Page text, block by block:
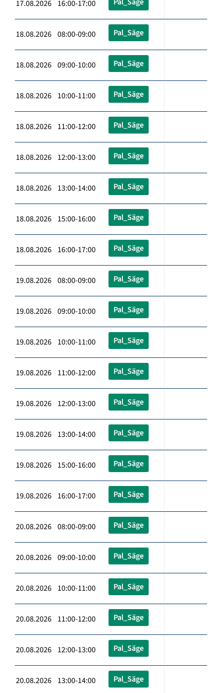
17.08.2026 16:00-17:00
18.08.2026 08:00-09:00 Pal_Säge
18.08.2026 09:00-10:00 Pal_Säge
18.08.2026 10:00-11:00 Pal_Säge
18.08.2026 11:00-12:00 Pal_Säge
18.08.2026 12:00-13:00 Pal_Säge
18.08.2026 13:00-14:00 Pal_Säge
18.08.2026 15:00-16:00 Pal_Säge
18.08.2026 16:00-17:00 Pal_Säge
19.08.2026 08:00-09:00 Pal_Säge
19.08.2026 09:00-10:00 Pal_Säge
19.08.2026 10:00-11:00 Pal_Säge
19.08.2026 11:00-12:00 Pal_Säge
19.08.2026 12:00-13:00 Pal_Säge
19.08.2026 13:00-14:00 Pal_Säge
19.08.2026 15:00-16:00 Pal_Säge
19.08.2026 16:00-17:00 Pal_Säge
20.08.2026 08:00-09:00 Pal_Säge
20.08.2026 09:00-10:00 Pal_Säge
20.08.2026 10:00-11:00 Pal_Säge
20.08.2026 11:00-12:00 Pal_Säge
20.08.2026 12:00-13:00 Pal_Säge
20.08.2026 13:00-14:00 Pal_Säge